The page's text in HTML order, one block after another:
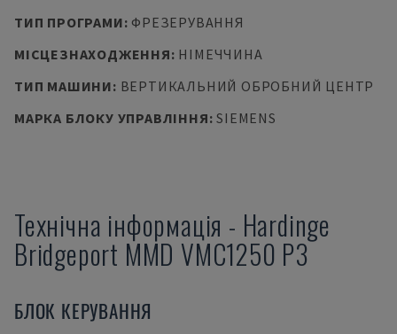
ТИП ПРОГРАМИ: ФРЕЗЕРУВАННЯ
МІСЦЕЗНАХОДЖЕННЯ: НІМЕЧЧИНА
ТИП МАШИНИ: ВЕРТИКАЛЬНИЙ ОБРОБНИЙ ЦЕНТР
МАРКА БЛОКУ УПРАВЛІННЯ:SIEMENS
Технічна інформація - Hardinge
Bridgeport MMD VMC1250 P3
БЛОК КЕРУВАННЯ